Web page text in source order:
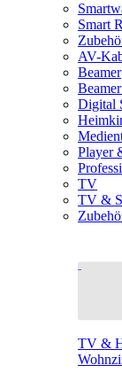
Smart
AV-
Beamer
Digital
Player
TV
TV &
TV &